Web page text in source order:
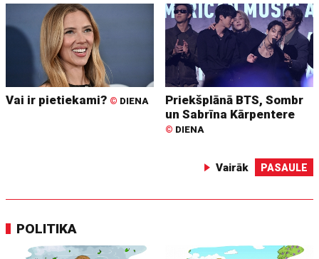
Vai ir pietiekami? © DIENA
Priekšplānā BTS, Sombr
un Sabrīna Kārpentere
© DIENA
Vairāk PASAULE
POLITIKA